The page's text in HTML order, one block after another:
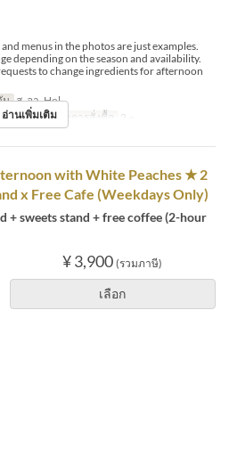
menus in the photos are just examples.
depending on the season and availability.
to change ingredients for afternoon
น ส, อา, Hol
ารเย็น จำกัดการสั่งซื้อ 2 ~
อ่านเพิ่มเติม
with White Peaches ★ 2
x Free Cafe (Weekdays Only)
+ sweets stand + free coffee (2-hour
¥ 3,900 (รวมภาษี)
เลือก